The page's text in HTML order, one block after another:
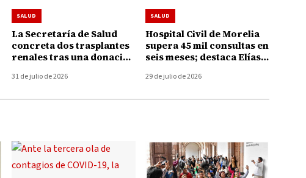
SALUD
La Secretaría de Salud
concreta dos trasplantes
renales tras una donación
31 de julio de 2026
SALUD
Hospital Civil de Morelia
supera 45 mil consultas en
seis meses; destaca Elías
de servicio
29 de julio de 2026